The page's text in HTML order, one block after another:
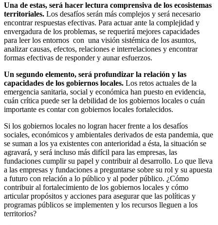
Una de estas, será hacer lectura comprensiva de los ecosistemas
territoriales. Los desafíos serán más complejos y será necesario
encontrar respuestas efectivas. Para actuar ante la complejidad y
envergadura de los problemas, se requerirá mejores capacidades
para leer los entornos con una visión sistémica de los asuntos,
analizar causas, efectos, relaciones e interrelaciones y encontrar
formas efectivas de responder y aunar esfuerzos.
Un segundo elemento, será profundizar la relación y las
capacidades de los gobiernos locales. Los retos actuales de la
emergencia sanitaria, social y económica han puesto en evidencia,
cuán crítica puede ser la debilidad de los gobiernos locales o cuán
importante es contar con gobiernos locales fortalecidos.
Si los gobiernos locales no logran hacer frente a los desafíos
sociales, económicos y ambientales derivados de esta pandemia, que
se suman a los ya existentes con anterioridad a ésta, la situación se
agravará, y será incluso más difícil para las empresas, las
fundaciones cumplir su papel y contribuir al desarrollo. Lo que lleva
a las empresas y fundaciones a preguntarse sobre su rol y su apuesta
a futuro con relación a lo público y al poder público. ¿Cómo
contribuir al fortalecimiento de los gobiernos locales y cómo
articular propósitos y acciones para asegurar que las políticas y
programas públicos se implementen y los recursos lleguen a los
territorios?